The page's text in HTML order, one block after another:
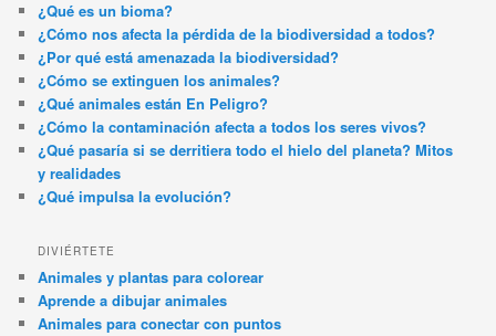
¿Qué es un bioma?
¿Cómo nos afecta la pérdida de la biodiversidad a todos?
¿Por qué está amenazada la biodiversidad?
¿Cómo se extinguen los animales?
¿Qué animales están En Peligro?
¿Cómo la contaminación afecta a todos los seres vivos?
¿Qué pasaría si se derritiera todo el hielo del planeta? Mitos
y realidades
¿Qué impulsa la evolución?
DIVIÉRTETE
Animales y plantas para colorear
Aprende a dibujar animales
Animales para conectar con puntos